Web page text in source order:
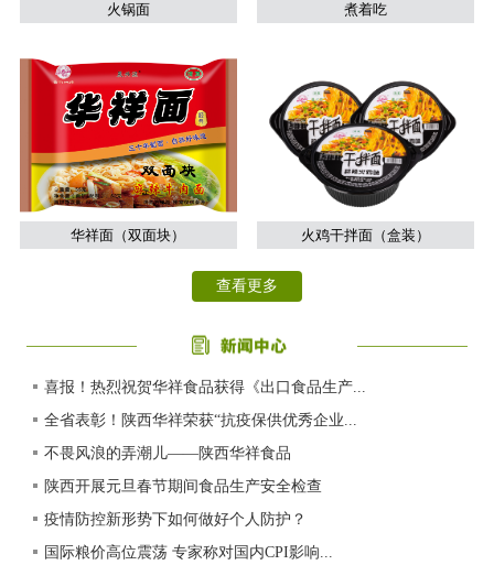
火锅面 煮着吃
华祥面（双面块） 火鸡干拌面（盒装）
查看更多
喜报！热烈祝贺华祥食品获得《出口食品生产...
全省表彰！陕西华祥荣获“抗疫保供优秀企业...
不畏风浪的弄潮儿——陕西华祥食品
陕西开展元旦春节期间食品生产安全检查
疫情防控新形势下如何做好个人防护？
国际粮价高位震荡 专家称对国内CPI影响...